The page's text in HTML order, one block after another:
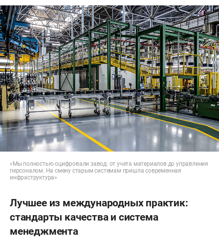
«Мы полностью оцифровали завод: от учета материалов до управления
персоналом. На смену старым системам пришла современная
инфраструктура»
Лучшее из международных практик:
стандарты качества и система
менеджмента